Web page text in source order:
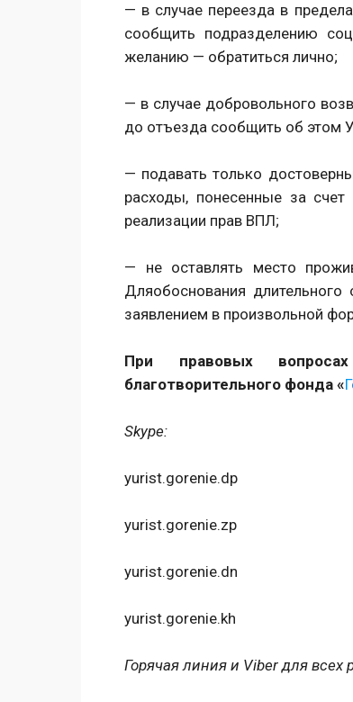
— в случае переезда в
сообщить подразделению
желанию — обратиться лично;
— в случае добровольного
до отъезда сообщить об этом
— подавать только
расходы, понесенные за
реализации прав ВПЛ;
— не оставлять место
Дляобоснования
заявлением в произвольной
При правовых
благотворительного фонда «
Skype:
yurist.gorenie.dp
yurist.gorenie.zp
yurist.gorenie.dn
yurist.gorenie.kh
Горячая линия и Viber для всех